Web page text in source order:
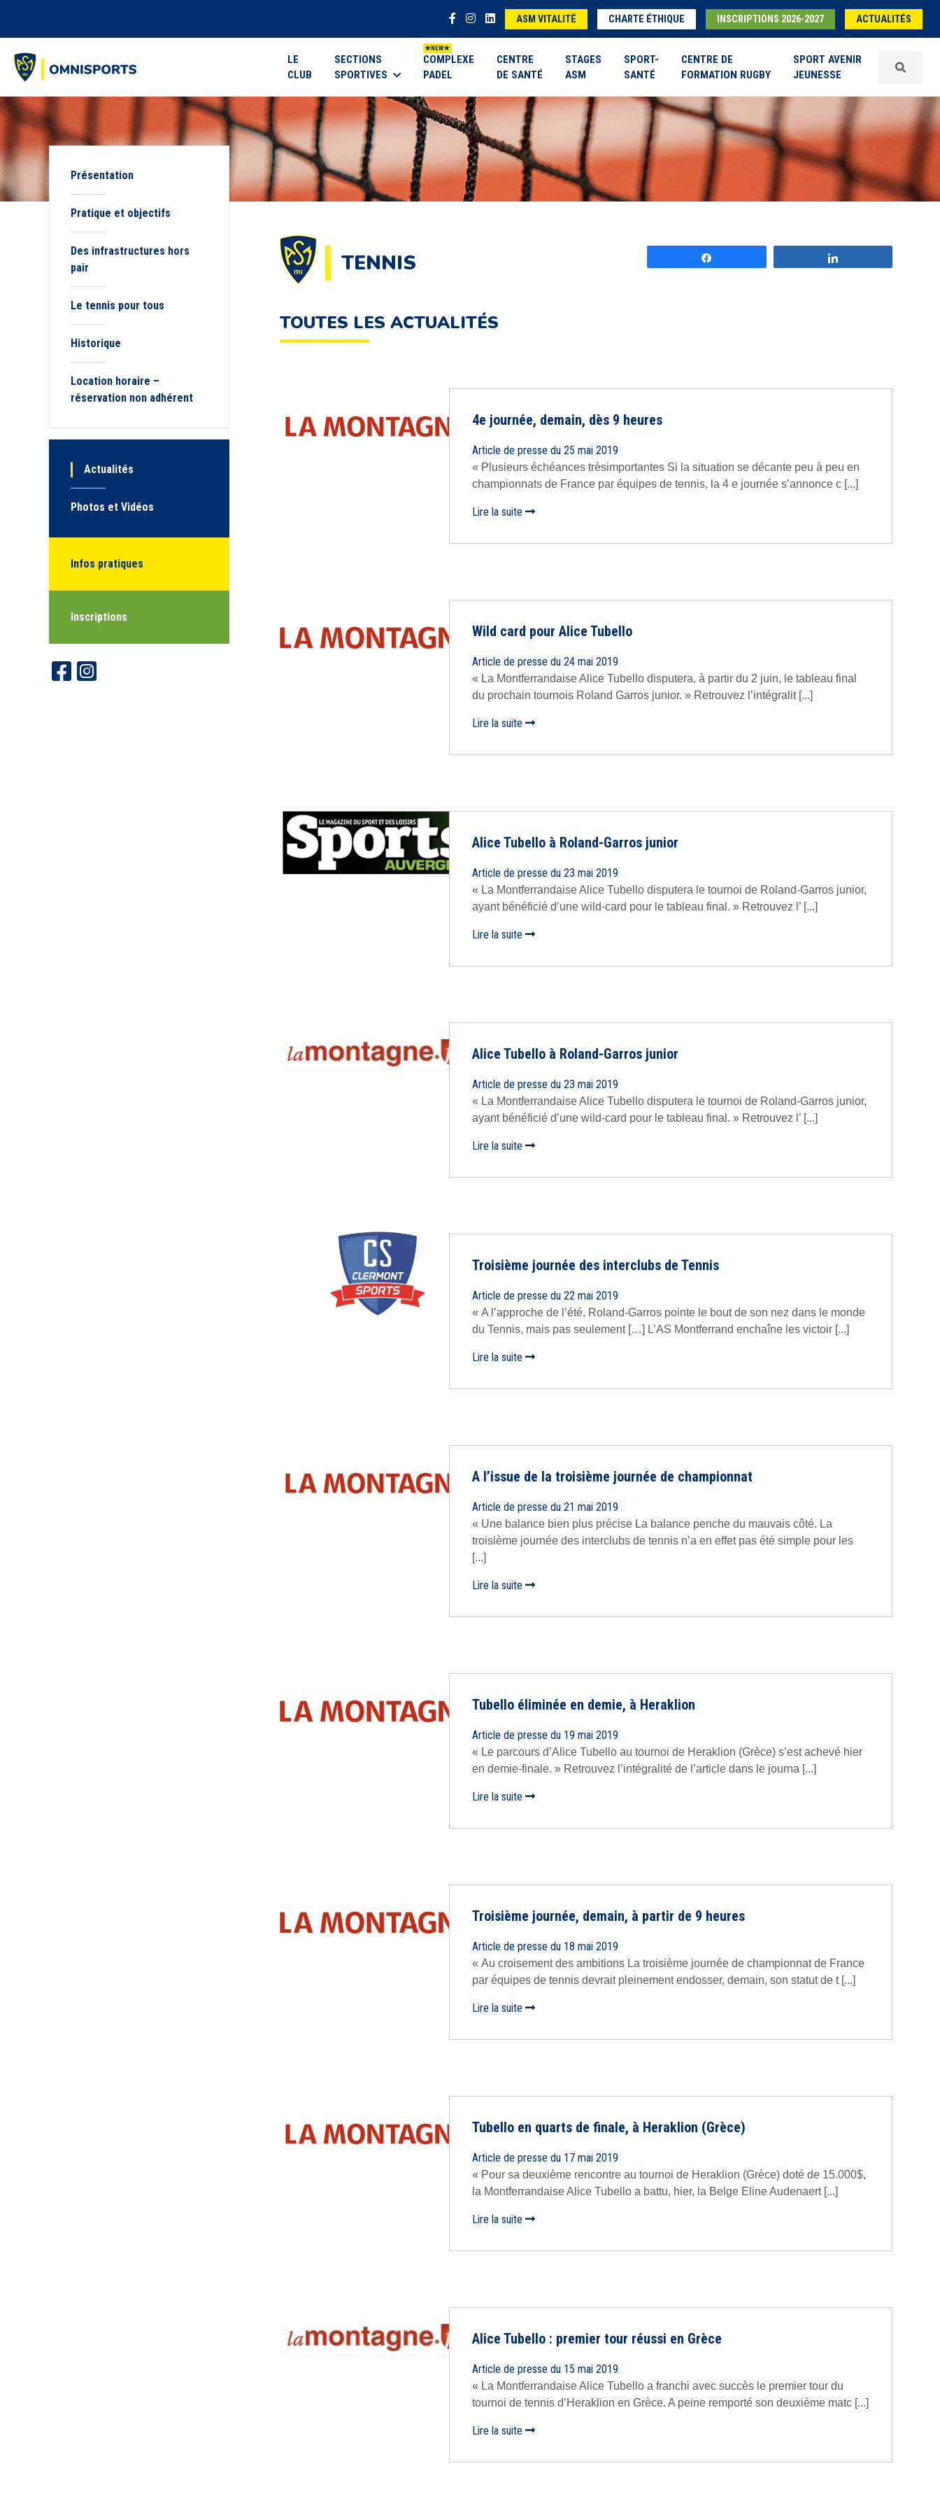
ASM VITALITÉ CHARTE ÉTHIQUE INSCRIPTIONS 2026-2027 ACTUALITÉS
LE
CLUB
SECTIONS
SPORTIVES
COMPLEXE
PADEL
CENTRE
DE SANTÉ
STAGES
ASM
SPORT-
SANTÉ
CENTRE DE
FORMATION RUGBY
SPORT AVENIR
JEUNESSE
Présentation
Pratique et objectifs
Des infrastructures hors
pair
Le tennis pour tous
Historique
Location horaire –
réservation non adhérent
Actualités
Photos et Vidéos
Infos pratiques
Inscriptions
TENNIS
TOUTES LES ACTUALITÉS
4e journée, demain, dès 9 heures
Article de presse du 25 mai 2019
« Plusieurs échéances trèsimportantes Si la situation se décante peu à peu en
championnats de France par équipes de tennis, la 4 e journée s’annonce c [...]
Lire la suite
Wild card pour Alice Tubello
Article de presse du 24 mai 2019
« La Montferrandaise Alice Tubello disputera, à partir du 2 juin, le tableau final
du prochain tournois Roland Garros junior. » Retrouvez l’intégralit [...]
Lire la suite
Alice Tubello à Roland-Garros junior
Article de presse du 23 mai 2019
« La Montferrandaise Alice Tubello disputera le tournoi de Roland-Garros junior,
ayant bénéficié d’une wild-card pour le tableau final. » Retrouvez l’ [...]
Lire la suite
Alice Tubello à Roland-Garros junior
Article de presse du 23 mai 2019
« La Montferrandaise Alice Tubello disputera le tournoi de Roland-Garros junior,
ayant bénéficié d’une wild-card pour le tableau final. » Retrouvez l’ [...]
Lire la suite
Troisième journée des interclubs de Tennis
Article de presse du 22 mai 2019
« A l’approche de l’été, Roland-Garros pointe le bout de son nez dans le monde
du Tennis, mais pas seulement […] L’AS Montferrand enchaîne les victoir [...]
Lire la suite
A l’issue de la troisième journée de championnat
Article de presse du 21 mai 2019
« Une balance bien plus précise La balance penche du mauvais côté. La
troisième journée des interclubs de tennis n’a en effet pas été simple pour les
[...]
Lire la suite
Tubello éliminée en demie, à Heraklion
Article de presse du 19 mai 2019
« Le parcours d’Alice Tubello au tournoi de Heraklion (Grèce) s’est achevé hier
en demie-finale. » Retrouvez l’intégralité de l’article dans le journa [...]
Lire la suite
Troisième journée, demain, à partir de 9 heures
Article de presse du 18 mai 2019
« Au croisement des ambitions La troisième journée de championnat de France
par équipes de tennis devrait pleinement endosser, demain, son statut de t [...]
Lire la suite
Tubello en quarts de finale, à Heraklion (Grèce)
Article de presse du 17 mai 2019
« Pour sa deuxième rencontre au tournoi de Heraklion (Grèce) doté de 15.000$,
la Montferrandaise Alice Tubello a battu, hier, la Belge Eline Audenaert [...]
Lire la suite
Alice Tubello : premier tour réussi en Grèce
Article de presse du 15 mai 2019
« La Montferrandaise Alice Tubello a franchi avec succès le premier tour du
tournoi de tennis d’Heraklion en Grèce. A peine remporté son deuxième matc [...]
Lire la suite